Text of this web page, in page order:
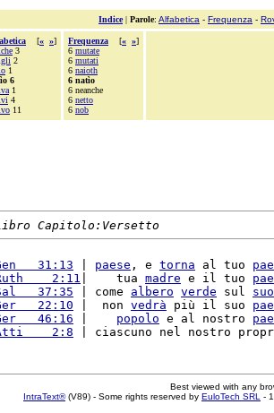
Indice| Parole: Alfabetica - Frequenza -
[« »]
3
2
1
6
1
4
11
Frequenza [« »]
6 mutate
6 mutati
6 naioth
6 natìo
6 neanche
6 netto
6 nob
Capitolo:Versetto
31:13 paese , e torna al tuo
2:11 |    tua madre e il tuo
37:35 | come albero verde sul
22:10 |  non vedrà più il suo
46:16 popolo e al nostro
2:8 | ciascuno nel nostro
Best viewed with any
IntraText®(V89) - Some rights reserved by EuloTech SRL -